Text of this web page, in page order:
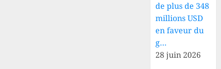
de plus de 348
millions USD
en faveur du
g…
28 juin 2026